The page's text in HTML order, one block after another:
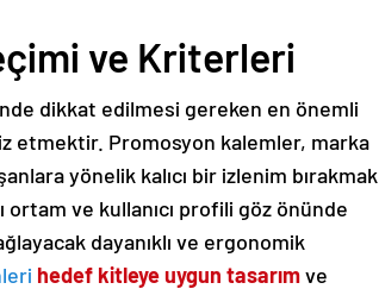
ve Kriterleri
dikkat edilmesi gereken en önemli
etmektir. Promosyon kalemler, marka
yönelik kalıcı bir izlenim bırakmak
ortam ve kullanıcı profili göz önünde
dayanıklı ve ergonomik
hedef kitleye uygun tasarımve